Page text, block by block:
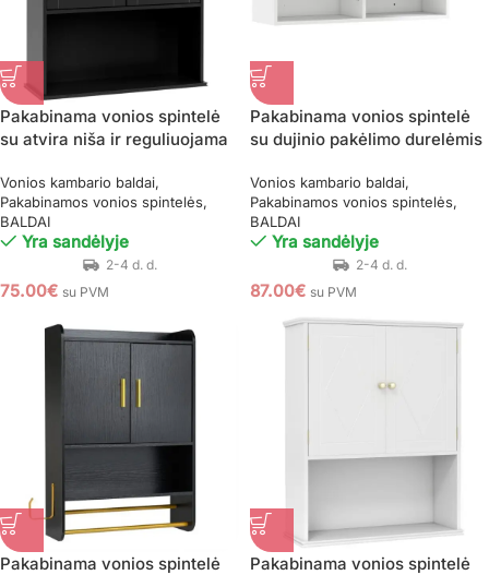
Pakabinama vonios spintelė
su atvira niša ir reguliuojama
Vonios kambario baldai
Pakabinamos vonios spintelės
BALDAI
Yra sandėlyje
75.00€ su PVM
Pakabinama vonios spintelė
su dujinio pakėlimo durelėmis
Vonios kambario baldai
Pakabinamos vonios spintelės
BALDAI
Yra sandėlyje
87.00€ su PVM
Pakabinama vonios spintelė
Pakabinama vonios spintelė